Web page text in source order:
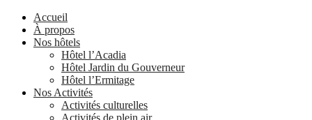
Accueil
À propos
Nos hôtels
Hôtel l’Acadia
Hôtel Jardin du Gouverneur
Hôtel l’Ermitage
Nos Activités
Activités culturelles
Activités de plein air